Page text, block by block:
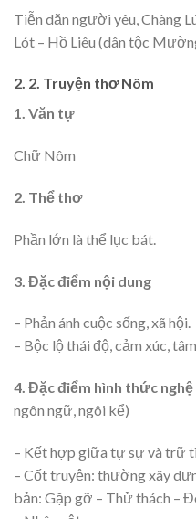
Tiễn dặn người yêu, Chàng
Lót – Hồ Liêu (dân tộc
2. 2. Truyện thơ Nôm
1. Văn tự
Chữ Nôm
2. Thể thơ
Phần lớn là thể lục bát.
3. Đặc điểm nội dung
– Phản ánh cuộc sống, xã hội.
– Bộc lộ thái độ, cảm xúc,
4. Đặc điểm hình thức
ngôn ngữ, ngôi kể)
– Kết hợp giữa tự sự và trữ
– Cốt truyện: thường xây
bản: Gặp gỡ – Thử thách –